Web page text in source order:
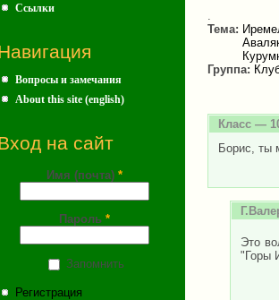
Ссылки
Вопросы и замечания
About this site (english)
на сайт
Имя (почта) *
Пароль *
Запомнить
Регистрация
.
Тема:
Группа:
Класс —
Борис, ты
Это
"Горы